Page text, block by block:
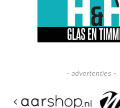
- advertenties -